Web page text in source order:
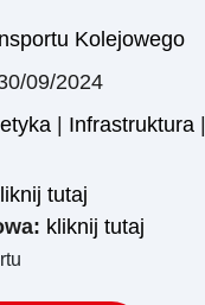
Kolejowego
09/2024
| Infrastruktura|
tutaj
kliknij tutaj